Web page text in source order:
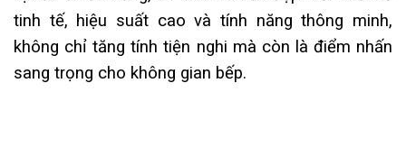
tinh tế, hiệu suất cao và tính năng thông minh,
không chỉ tăng tính tiện nghi mà còn là điểm nhấn
sang trọng cho không gian bếp.